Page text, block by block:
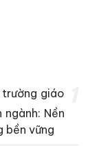
giáo
Nền
bền vững